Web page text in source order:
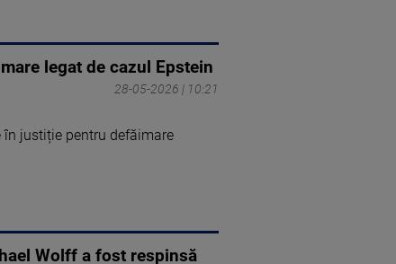
legat de cazul Epstein
28-05-2026 | 10:21
în justiție pentru defăimare
Wolff a fost respinsă